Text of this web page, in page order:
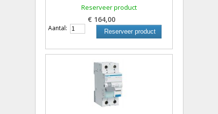
Reserveer product
€ 164,00
Aantal: Reserveer product